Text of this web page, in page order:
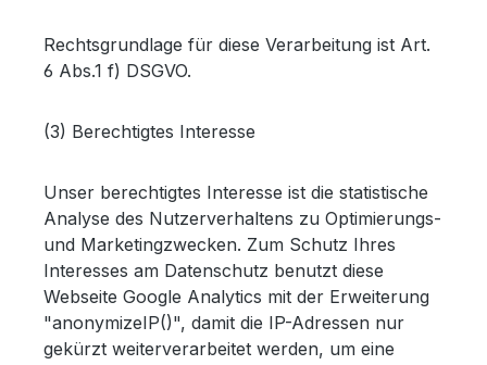
Rechtsgrundlage für diese Verarbeitung ist Art.
6 Abs.1 f) DSGVO.
(3) Berechtigtes Interesse
Unser berechtigtes Interesse ist die statistische
Analyse des Nutzerverhaltens zu Optimierungs-
und Marketingzwecken. Zum Schutz Ihres
Interesses am Datenschutz benutzt diese
Webseite Google Analytics mit der Erweiterung
"anonymizeIP()", damit die IP-Adressen nur
gekürzt weiterverarbeitet werden, um eine